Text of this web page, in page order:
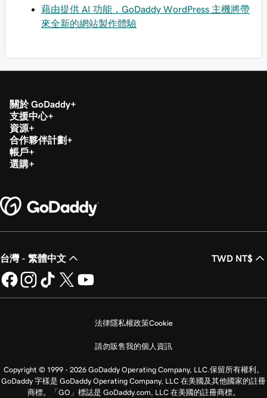
藉由提供 AI 功能，GoDaddy WordPress 主機將帶
來全新的網站製作體驗
關於 GoDaddy
支援中心
資源
合作夥伴計劃
帳戶
選購
台灣 - 繁體中文 TWD NT$
法律隱私權政策Cookie
請勿販售我的個人資訊
Copyright © 1999 - 2026 GoDaddy Operating Company, LLC.保留所有權利。
GoDaddy 字樣是 GoDaddy Operating Company, LLC 在美國及其他國家的註冊
商標。「GO」標誌是 GoDaddy.com, LLC 在美國的註冊商標。